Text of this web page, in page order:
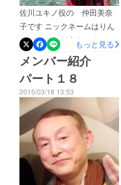
めに、魅力溢れる職場づく
りを通し、輝く人材の定着
を介護施設にて実践してい
ます。 今回の演劇は、出演
場面が少なめですが、ユキ
ノのキャラクターがのこる
濃い演技がしたいと思って
おります。 演劇の経験は全
くありませんが、演じる難
しさ、楽しさ、表現を学び
喜び、乗り越えた自分や仲
間と分かち合える舞台にし
ていけたらと思っていま
佐川ユキノ役の 仲田美奈
子です ニックネームはりん
ちゃんです どうもユキノは
はまり役のようです。ちょ
こっとの出番ですがインパ
クトのある役柄です 乞うご
期待〜演劇は初めての経験
ですが楽しませていただい
てます。 私の仕事は人生を
楽しむ事 長年ダンス教師を
してまいりましたが 今は
ぼちぼちやってます。 と
りあえずMKY株式会社で賃
もっと見る
メンバー紹介
パート１８
2015/03/18 13:53